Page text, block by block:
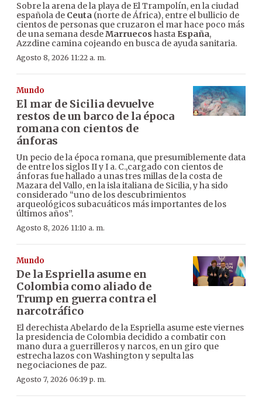
Sobre la arena de la playa de El Trampolín, en la ciudad
española de Ceuta (norte de África), entre el bullicio de
cientos de personas que cruzaron el mar hace poco más
de una semana desdeMarruecos hasta España,
Azzdine camina cojeando en busca de ayuda sanitaria.
Agosto 8, 2026 11:22 a. m.
Mundo
El mar de Sicilia devuelve
restos de un barco de la época
romana con cientos de
ánforas
Un pecio de la época romana, que presumiblemente data
de entre los siglos II y I a. C.,cargado con cientos de
ánforas fue hallado a unas tres millas de la costa de
Mazara del Vallo, en la isla italiana de Sicilia, y ha sido
considerado “uno de los descubrimientos
arqueológicos subacuáticos más importantes de los
últimos años”.
Agosto 8, 2026 11:10 a. m.
Mundo
De la Espriella asume en
Colombia como aliado de
Trump en guerra contra el
narcotráfico
El derechista Abelardo de la Espriella asume este viernes
la presidencia de Colombia decidido a combatir con
mano dura a guerrilleros y narcos, en un giro que
estrecha lazos con Washington y sepulta las
negociaciones de paz.
Agosto 7, 2026 06:19 p. m.